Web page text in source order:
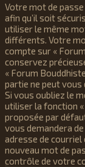
Votre mot de
afin qu’il soit
utiliser le même
différents. Votre
compte sur «
conservez
« Forum
partie ne peut
Si vous oubliez le
utiliser la fonction «
proposée par
vous demandera
adresse de courriel
nouveau mot de
contrôle de votre